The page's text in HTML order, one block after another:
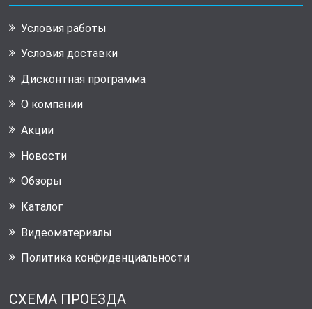
Условия работы
Условия доставки
Дисконтная программа
О компании
Акции
Новости
Обзоры
Каталог
Видеоматериалы
Политика конфиденциальности
СХЕМА ПРОЕЗДА